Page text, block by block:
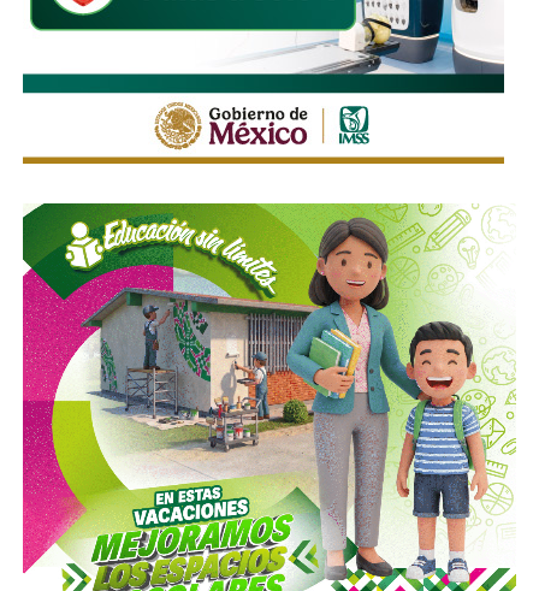
Ahí fueron encontrados18 tanques verticales, dos líneas
completas de producción para hidrocarburos, alrededor de
40 mil litros de petróleo crudo y diésel, además de
muestras de ácido sulfúrico, hidrocarburos y diversa
documentación relacionada con la operación del sitio.
Las investigaciones también permitieron ejecutar cateos
en Tizayuca, Hidalgo, y Cuautla, Morelos.
En Hidalgo fueron asegurados más de456 mil litrosde un
líquido que podría corresponder a hidrocarburos o
productos químicos utilizados para su procesamiento,
mientras que en Morelos se localizaron documentos,
talones de cheques y muestras obtenidas de diversos
contenedores.